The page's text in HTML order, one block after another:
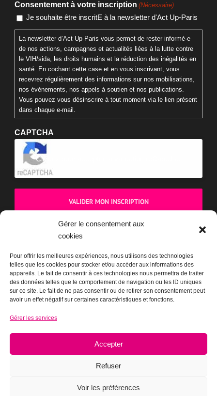
Gérer le consentement aux
cookies
Pour offrir les meilleures expériences, nous utilisons des technologies
telles que les cookies pour stocker et/ou accéder aux informations des
appareils. Le fait de consentir à ces technologies nous permettra de traiter
des données telles que le comportement de navigation ou les ID uniques
sur ce site. Le fait de ne pas consentir ou de retirer son consentement peut
avoir un effet négatif sur certaines caractéristiques et fonctions.
Gérer les services
Accepter
Refuser
Voir les préférences
Consentement à votre inscription (Nécessaire)
Je souhaite être inscritE à la newsletter d'Act Up-Paris
La newsletter d’Act Up-Paris vous permet de rester informé·e
de nos actions, campagnes et actualités liées à la lutte contre
le VIH/sida, les droits humains et la réduction des inégalités en
santé. En cochant cette case et en vous inscrivant, vous
recevrez régulièrement des informations sur nos mobilisations,
nos événements, nos appels à soutien et nos publications.
Vous pouvez vous désinscrire à tout moment via le lien présent
dans chaque e-mail.
CAPTCHA
Cliquez pour accepter la validation reCaptcha.
BOUTIQUE